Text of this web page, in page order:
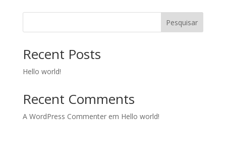
Pesquisar
Recent Posts
Hello world!
Recent Comments
A WordPress Commenterem Hello world!